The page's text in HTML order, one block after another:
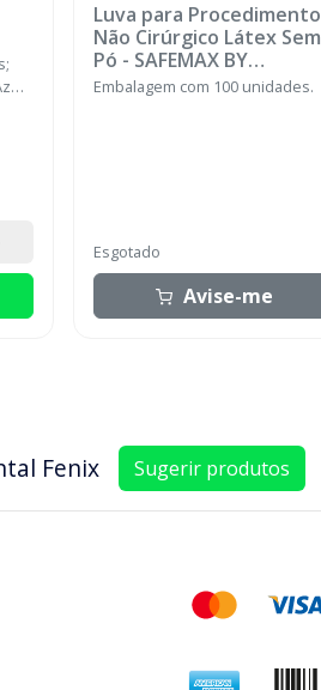
Luva para Procedimento
Não Cirúrgico Látex Sem
Pó - SAFEMAX BY
SUPERMAX
Embalagem com 100 unidades.
Esgotado
Avise-me
Fenix Sugerir produtos